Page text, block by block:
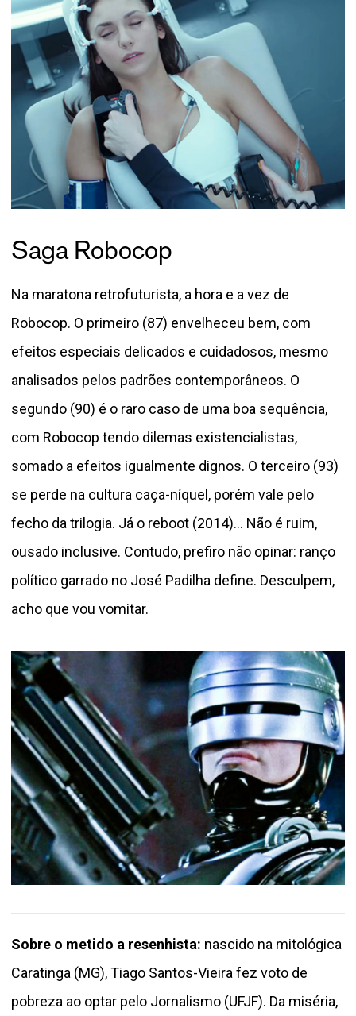
Saga Robocop
Na maratona retrofuturista, a hora e a vez de
Robocop. O primeiro (87) envelheceu bem, com
efeitos especiais delicados e cuidadosos, mesmo
analisados pelos padrões contemporâneos. O
segundo (90) é o raro caso de uma boa sequência,
com Robocop tendo dilemas existencialistas,
somado a efeitos igualmente dignos. O terceiro (93)
se perde na cultura caça-níquel, porém vale pelo
fecho da trilogia. Já o reboot (2014)... Não é ruim,
ousado inclusive. Contudo, prefiro não opinar: ranço
político garrado no José Padilha define. Desculpem,
acho que vou vomitar.
Sobre o metido a resenhista: nascido na mitológica
Caratinga (MG), Tiago Santos-Vieira fez voto de
pobreza ao optar pelo Jornalismo (UFJF). Da miséria,